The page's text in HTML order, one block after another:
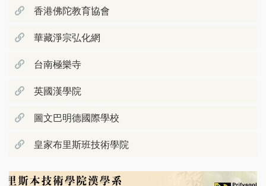
香港佛陀教育協會
華藏淨宗弘化網
台南極樂寺
英國漢學院
圖文巴明德國際學校
皇家布里斯班技術學院